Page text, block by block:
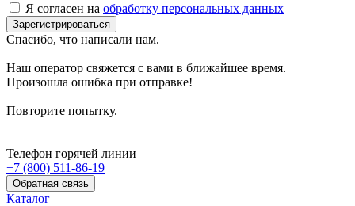
Я согласен на обработку персональных данных
Зарегистрироваться
Спасибо, что написали нам.
Наш оператор свяжется с вами в ближайшее время.
Произошла ошибка при отправке!
Повторите попытку.
Телефон горячей линии
+7 (800) 511-86-19
Обратная связь
Каталог